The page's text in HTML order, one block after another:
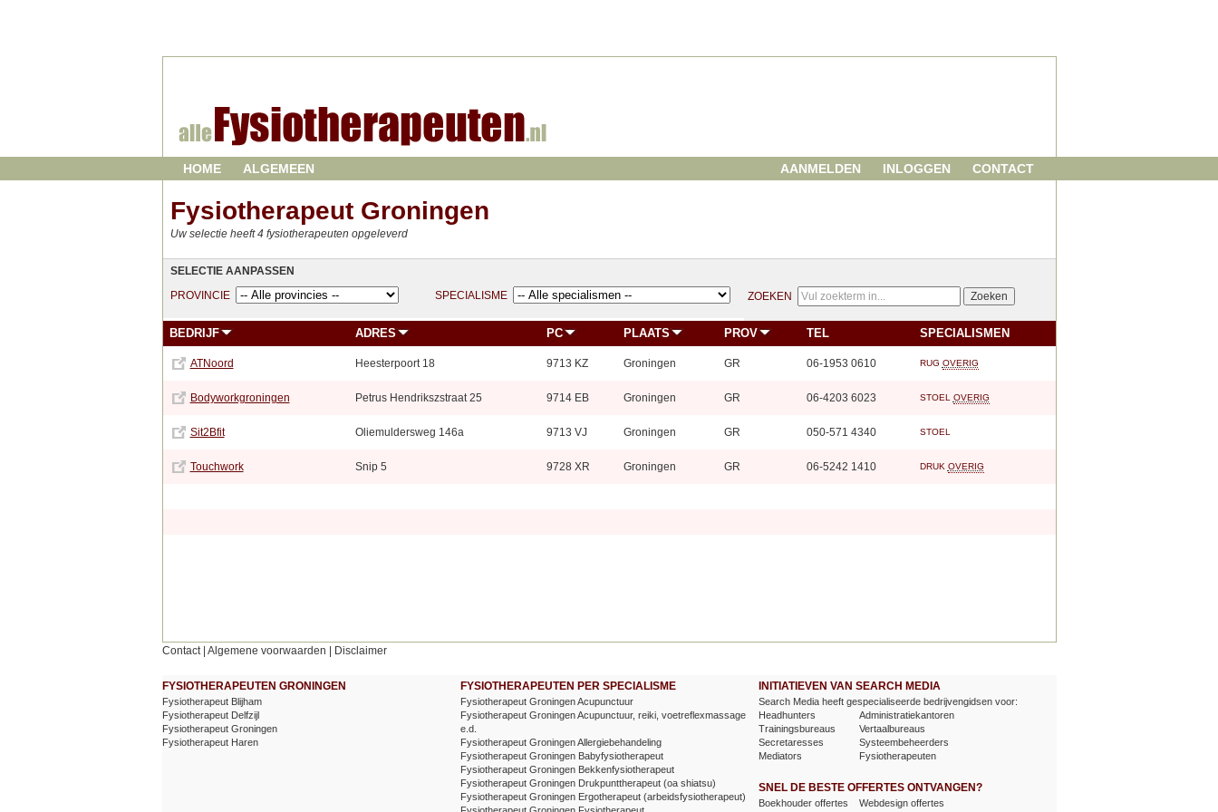
HOME ALGEMEEN AANMELDEN INLOGGEN CONTACT
Fysiotherapeut Groningen
Uw selectie heeft 4 fysiotherapeuten opgeleverd
SELECTIE AANPASSEN
PROVINCIE
SPECIALISME ZOEKEN
BEDRIJF ADRES PC PLAATS PROV TEL SPECIALISMEN
ATNoord Heesterpoort 18 9713 KZ Groningen GR 06-1953 0610 RUG OVERIG
Bodyworkgroningen Petrus Hendrikszstraat 25 9714 EB Groningen GR 06-4203 6023 STOEL OVERIG
Sit2Bfit Oliemuldersweg 146a 9713 VJ Groningen GR 050-571 4340 STOEL
Touchwork Snip 5 9728 XR Groningen GR 06-5242 1410 DRUK OVERIG
Contact| Algemene voorwaarden Disclaimer
FYSIOTHERAPEUTEN GRONINGEN
Fysiotherapeut Blijham
Fysiotherapeut Delfzijl
Fysiotherapeut Groningen
Fysiotherapeut Haren
FYSIOTHERAPEUTEN PER SPECIALISME
Fysiotherapeut Groningen Acupunctuur
Fysiotherapeut Groningen Acupunctuur, reiki, voetreflexmassage
e.d.
Fysiotherapeut Groningen Allergiebehandeling
Fysiotherapeut Groningen Babyfysiotherapeut
Fysiotherapeut Groningen Bekkenfysiotherapeut
Fysiotherapeut Groningen Drukpunttherapeut (oa shiatsu)
Fysiotherapeut Groningen Ergotherapeut (arbeidsfysiotherapeut)
INITIATIEVEN VAN SEARCH MEDIA
Search Media heeft gespecialiseerde bedrijvengidsen voor:
Headhunters
Administratiekantoren
Trainingsbureaus
Vertaalbureaus
Secretaresses
Systeembeheerders
Mediators
Fysiotherapeuten
SNEL DE BESTE OFFERTES ONTVANGEN?
Boekhouder offertes
Webdesign offertes